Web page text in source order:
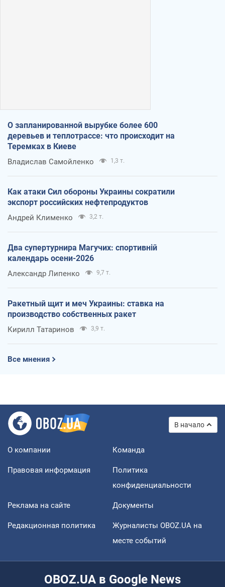
О запланированной вырубке более 600
деревьев и теплотрассе: что происходит на
Теремках в Киеве
Владислав Самойленко 1,3 т.
Как атаки Сил обороны Украины сократили
экспорт российских нефтепродуктов
Андрей Клименко 3,2 т.
Два супертурнира Магучих: спортивній
календарь осени-2026
Александр Липенко 9,7 т.
Ракетный щит и меч Украины: ставка на
производство собственных ракет
Кирилл Татаринов 3,9 т.
Все мнения
В начало
О компании Команда
Правовая информация
Политика
конфиденциальности
Реклама на сайте Документы
Редакционная политика
Журналисты OBOZ.UA на
месте событий
OBOZ.UA в Google News